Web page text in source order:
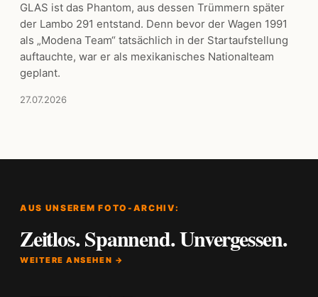
GLAS ist das Phantom, aus dessen Trümmern später
der Lambo 291 entstand. Denn bevor der Wagen 1991
als „Modena Team“ tatsächlich in der Startaufstellung
auftauchte, war er als mexikanisches Nationalteam
geplant.
27.07.2026
AUS UNSEREM FOTO-ARCHIV:
Zeitlos. Spannend. Unvergessen.
WEITERE ANSEHEN →